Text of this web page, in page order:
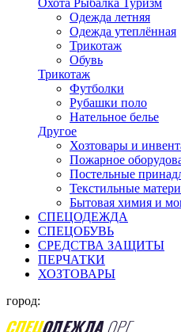
Охота Рыбалка Туризм
Одежда летняя
Одежда утеплённая
Трикотаж
Обувь
Трикотаж
Футболки
Рубашки поло
Нательное белье
Другое
Хозтовары и
Пожарное
Постельные
Текстильные
Бытовая химия и
СПЕЦОДЕЖДА
СПЕЦОБУВЬ
СРЕДСТВА ЗАЩИТЫ
ПЕРЧАТКИ
ХОЗТОВАРЫ
город: